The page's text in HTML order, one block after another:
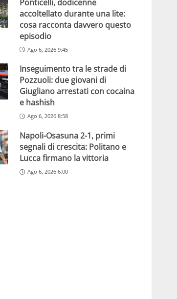
Ponticelli, dodicenne
accoltellato durante una lite:
cosa racconta davvero questo
episodio
Ago 6, 2026 9:45
Inseguimento tra le strade di
Pozzuoli: due giovani di
Giugliano arrestati con cocaina
e hashish
Ago 6, 2026 8:58
Napoli-Osasuna 2-1, primi
segnali di crescita: Politano e
Lucca firmano la vittoria
Ago 6, 2026 6:00